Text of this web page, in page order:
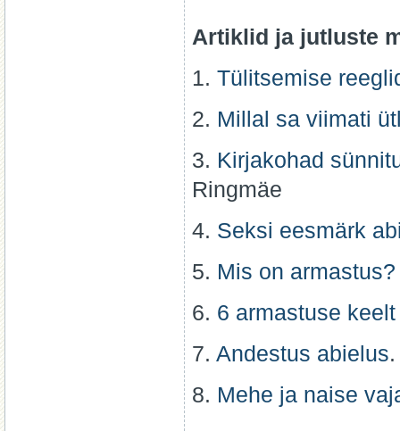
Artiklid ja jutluste
1. Tülitsemise
2. Millal sa viimati
3. Kirjakohad
Ringmäe
4. Seksi eesmärk
5. Mis on armastus?
6. 6 armastuse keelt
7. Andestus abielus
8. Mehe ja naise